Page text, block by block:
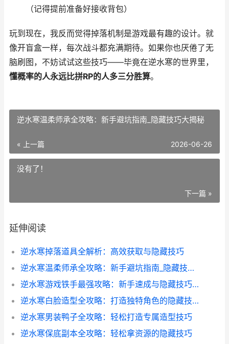
（记得提前准备好接收背包）
玩到现在，我反而觉得掉落机制是游戏最有趣的设计。就
像开盲盒一样，每次战斗都充满期待。如果你也厌倦了无
脑刷图，不妨试试这些技巧——毕竟在逆水寒的世界里，
懂概率的人永远比拼RP的人多三分胜算。
逆水寒温柔师承全攻略：新手避坑指南_隐藏技巧大揭秘
« 上一篇 2026-06-26
没有了！
下一篇 »
延伸阅读
逆水寒掉落道具全解析：高效获取与隐藏技巧
逆水寒温柔师承全攻略：新手避坑指南_隐藏技巧大揭秘
逆水寒游戏铁手最强攻略：新手速成与隐藏技巧全揭秘
逆水寒白脸造型全攻略：打造独特角色的隐藏技巧
逆水寒男装鸭子全攻略：轻松打造专属造型技巧
逆水寒保底副本全攻略：轻松拿资源的隐藏技巧